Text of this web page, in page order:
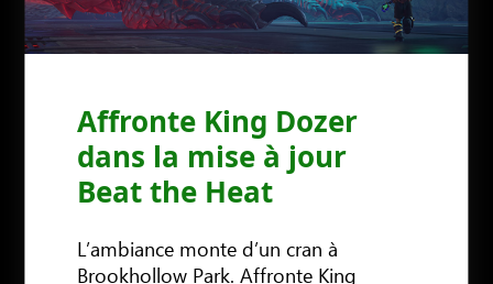
Affronte King Dozer
dans la mise à jour
Beat the Heat
L’ambiance monte d’un cran à
Brookhollow Park. Affronte King